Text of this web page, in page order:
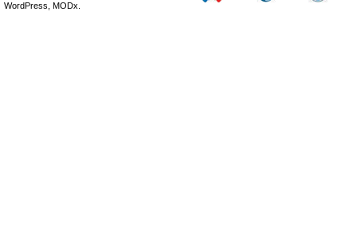
WordPress, MODx.